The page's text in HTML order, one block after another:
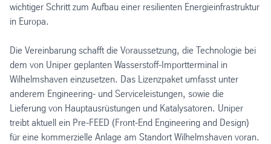
wichtiger Schritt zum Aufbau einer resilienten Energieinfrastruktur
in Europa.
Die Vereinbarung schafft die Voraussetzung, die Technologie bei
dem von Uniper geplanten Wasserstoff-Importterminal in
Wilhelmshaven einzusetzen. Das Lizenzpaket umfasst unter
anderem Engineering- und Serviceleistungen, sowie die
Lieferung von Hauptausrüstungen und Katalysatoren. Uniper
treibt aktuell ein Pre-FEED (Front-End Engineering and Design)
für eine kommerzielle Anlage am Standort Wilhelmshaven voran.